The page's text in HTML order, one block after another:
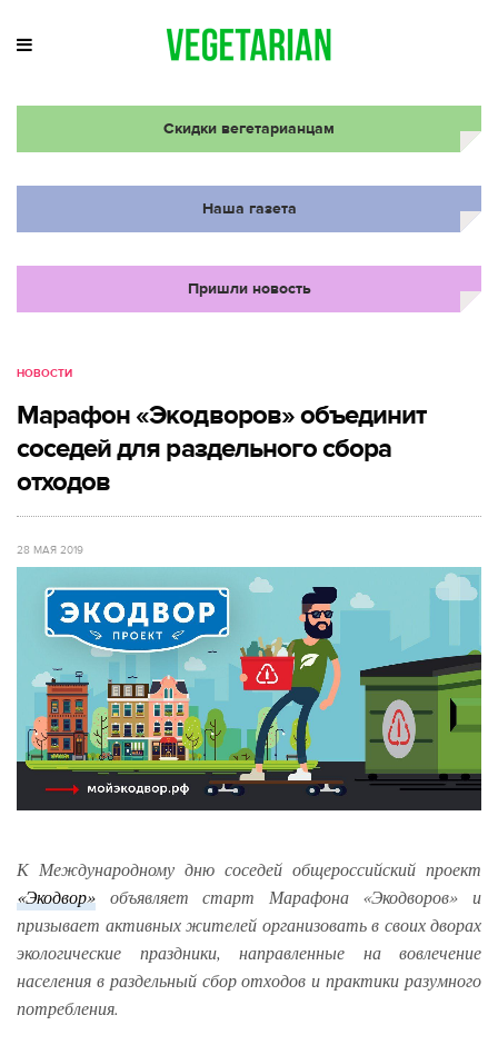
Скидки вегетарианцам
Наша газета
Пришли новость
НОВОСТИ
Марафон «Экодворов» объединит
соседей для раздельного сбора
отходов
28 МАЯ 2019
К Международному дню соседей общероссийский проект
«Экодвор» объявляет старт Марафона «Экодворов» и
призывает активных жителей организовать в своих дворах
экологические праздники, направленные на вовлечение
населения в раздельный сбор отходов и практики разумного
потребления.